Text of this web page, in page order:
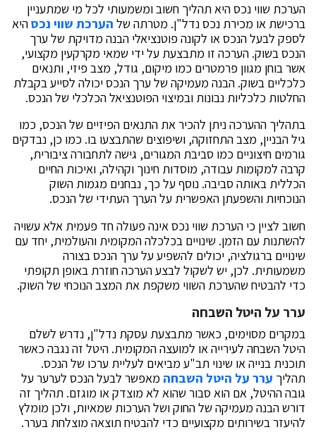
הערכת שווי נכס היא תהליך חשוב ומשמעותי לכל מי שמתעניין
ברכישת או מכירת נכס נדל"ן. מטרתה של הערכת שווי נכסהיא
לספק לבעל הנכס או לקונה פוטנציאלי הבנה מדויקת של ערך
הנכס בשוק. הערכה זו מתבצעת על ידי שמאי מקרקעין מקצועי,
אשר בוחן מגוון פרמטרים כמו מיקום, גודל, מצב פיזי, ותנאים
כלכליים בשוק. הבנה מעמיקה של ערך הנכס יכולה לסייע בקבלת
החלטות כלכליות נבונות ובמיצוי הפוטנציאל הכלכלי של הנכס.
בתהליך ההערכה ניתן להכיר את התנאים הפיזיים של הנכס, כמו
גיל הבניין, מצב התחזוקה, ושיפוצים שהתבצעו בו. כמו כן, נבדקים
גורמים חיצוניים כמו סביבת המגורים, גישה לתחבורה ציבורית,
קרבה למקומות עבודה, מוסדות חינוך וקהילה, ואיכות החיים
הכללית באותה סביבה. נוסף על כך, נבחנים מגמות השוק
הנוכחיות והשפעתן האפשרית על הערך העתידי של הנכס.
חשוב לציין כי הערכת שווי נכס אינה פעולה חד פעמית אלא עשויה
להשתנות עם הזמן. שינויים בכלכלה המקומית והעולמית, יחד עם
שינויים ברגולציה, יכולים להשפיע על ערך הנכס בצורה
משמעותית. לכן, יש לשקול לבצע הערכה חוזרת באופן תקופתי
כדי להבטיח שהערכת השווי משקפת את המצב הנוכחי של השוק.
ערר על היטל השבחה
במקרים מסוימים, כאשר מתבצעת עסקת נדל"ן, נדרש לשלם
היטל השבחה לעירייה או למועצה המקומית. היטל זה נגבה כאשר
תוכנית בנייה או שינוי תב"ע מביאים לעליית ערכו של הנכס.
תהליך ערר על היטל השבחהמאפשר לבעל הנכס לערער על
גובה ההיטל, אם הוא סבור שהוא לא מוצדק או מוגזם. תהליך זה
דורש הבנה מעמיקה של החוק ושל הערכות שמאיות, ולכן מומלץ
להיעזר בשירותים מקצועיים כדי להבטיח תוצאה מוצלחת בערר.